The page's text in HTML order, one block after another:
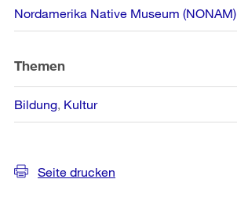
Nordamerika Native Museum (NONAM)
Themen
Bildung Kultur
Seite drucken